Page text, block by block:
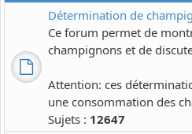
Détermination de
Ce forum permet de
champignons et de
Attention: ces
une consommation des
Sujets : 12647